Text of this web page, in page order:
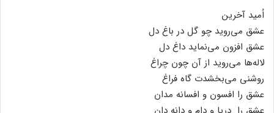
اُمید آخرین
عشق می‌روید چو گل در باغ دل
عشق افزون می‌‌نماید داغ دل
لاله‌ها می‌روید از آن چون چراغ
روشنی می‌بخشدت گاه فراغ
عشق را افسون و افسانه مدان